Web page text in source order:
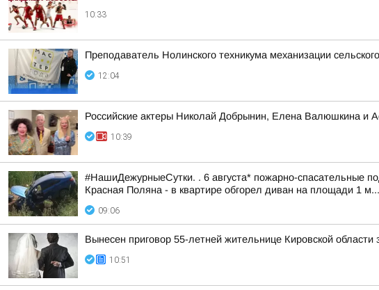
10:33
Преподаватель Нолинского техникума механизации
12:04
Российские актеры Николай Добрынин, Елена Валюшкина и
10:39
#НашиДежурныеСутки. . 6 августа* пожарно-спасательные
Красная Поляна - в квартире обгорел диван на площади 1 м...
09:06
Вынесен приговор 55-летней жительнице Кировской
10:51